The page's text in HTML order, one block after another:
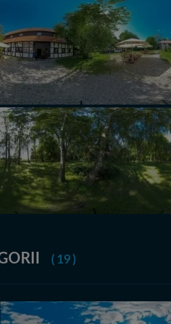
( 19 )
Twoich danych jest: Agencja
Możesz z nami skontaktować
chwili możesz: zażądać dostępu do
Pamiętaj jednak, że nie
zawartych w plikach cookies.
nie możemy tego zrobić za Ciebie.
i życzmy miłego odkrywania Mazur